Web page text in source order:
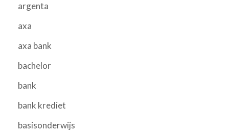
argenta
axa
axa bank
bachelor
bank
bank krediet
basisonderwijs